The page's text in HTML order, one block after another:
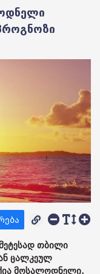
თბილი
ცალკეულ
მოსალოდნელი.